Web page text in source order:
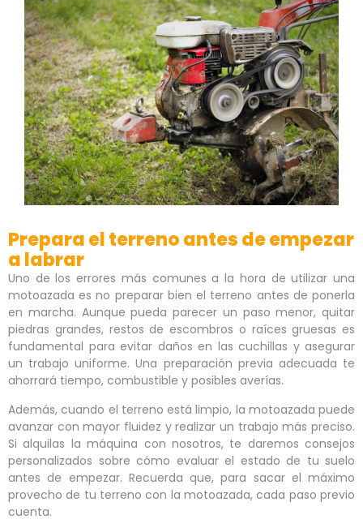
Prepara el terreno antes de empezar
a labrar
Uno de los errores más comunes a la hora de utilizar una
motoazada es no preparar bien el terreno antes de ponerla
en marcha. Aunque pueda parecer un paso menor, quitar
piedras grandes, restos de escombros o raíces gruesas es
fundamental para evitar daños en las cuchillas y asegurar
un trabajo uniforme. Una preparación previa adecuada te
ahorrará tiempo, combustible y posibles averías.
Además, cuando el terreno está limpio, la motoazada puede
avanzar con mayor fluidez y realizar un trabajo más preciso.
Si alquilas la máquina con nosotros, te daremos consejos
personalizados sobre cómo evaluar el estado de tu suelo
antes de empezar. Recuerda que, para sacar el máximo
provecho de tu terreno con la motoazada, cada paso previo
cuenta.